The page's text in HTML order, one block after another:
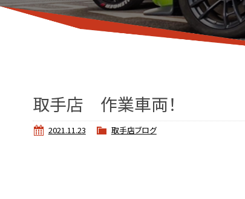
取手店 作業車両！
2021.11.23 取手店ブログ